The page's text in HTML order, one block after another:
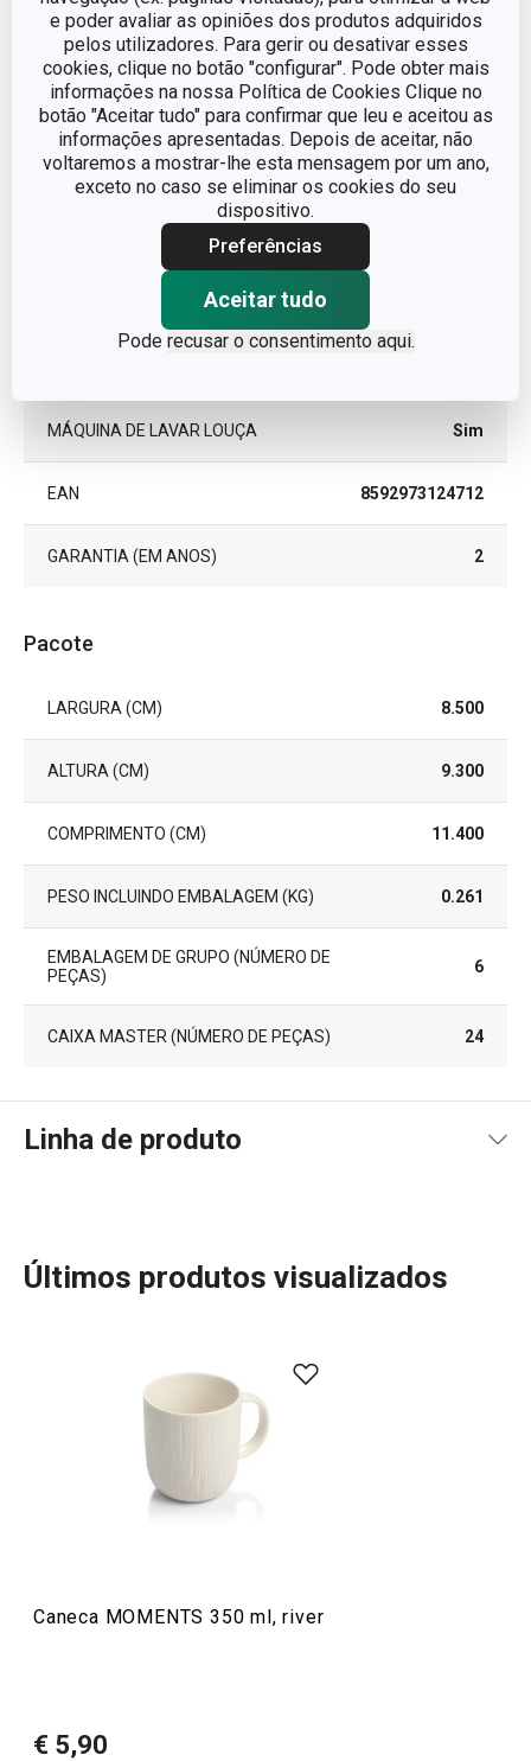
e poder avaliar as opiniões dos produtos adquiridos
pelos utilizadores. Para gerir ou desativar esses
cookies, clique no botão "configurar". Pode obter mais
informações na nossa Política de Cookies Clique no
botão "Aceitar tudo" para confirmar que leu e aceitou as
informações apresentadas. Depois de aceitar, não
voltaremos a mostrar-lhe esta mensagem por um ano,
exceto no caso se eliminar os cookies do seu
dispositivo.
Preferências
Aceitar tudo
Pode recusar o consentimento aqui.
Outros parâmetros
ADEQUADO PARA
MICROONDAS
Sim
CATEGORIA
Canecas e
chávenas
MÁQUINA DE LAVAR LOUÇA Sim
EAN 8592973124712
GARANTIA (EM ANOS) 2
Pacote
LARGURA (CM) 8.500
ALTURA (CM) 9.300
COMPRIMENTO (CM) 11.400
PESO INCLUINDO EMBALAGEM (KG) 0.261
EMBALAGEM DE GRUPO (NÚMERO DE
PEÇAS)
6
CAIXA MASTER (NÚMERO DE PEÇAS) 24
Linha de produto
Mais Vendidos
Mesa
Últimos produtos visualizados
Caneca MOMENTS 350 ml, river
€ 5,90